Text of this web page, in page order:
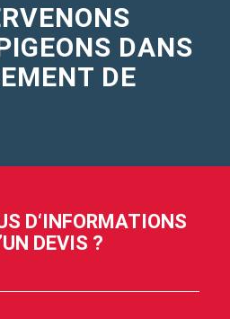
DANS
DE
D‘INFORMATIONS
DEVIS ?